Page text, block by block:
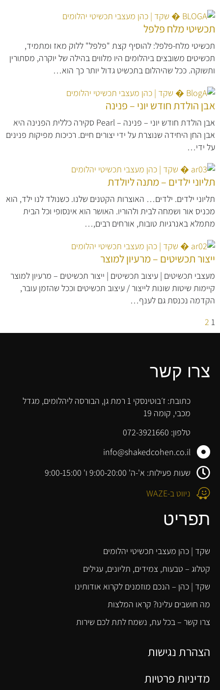
תכשיטי מלח פלפל
תכשיטי מלח-פלפל: להוסיף קצת "פלפל" ללוק מאז ומתמיד,
תכשיטים משובצים ביהלומים היו מלווים בהילה של יוקרה, מסתורין
ותשוקה. ככל שהיהלום בתכשיט גדול יותר כך הוא…
אבן הולדת חודש יוני – פנינה
אבן הולדת חודש יוני – פנינה – Pearl סקירה כללית הפנינה היא
אבן החן היחידה שנוצרת על ידי יצורים חיים. רכיכות מפיקות פנינים
על ידי…
תליוני ילדים – מתנה ליולדת
תליוני ילדים. ילדים… האוצרות הקטנים שלנו. כשנולד לנו ילד, הוא
מכניס אור ושמחה לבית ולהוריו. האושר הוא אינסופי וכל הבית
מתמלא באנרגיות טובות, אורחים רבים,…
ייצור תכשיטים – מרעיון למוצר
מעצבי תכשיטים | עיצוב תכשיטים | ייצור תכשיטים – מרעיון למוצר
קיימות שיטות שונות לייצור / עיצוב תכשיטים וככל שהזמן עובר,
הקדמה נכנסת גם לענף…
1
2
צרו קשר
כתובת: ז׳בוטינסקי 1 רמת גן, הבורסה ליהלומים, מגדל
מכבי, קומה 19
טלפון: 072-3921660
info@shakedcohen.co.il
שעות פעילות: א'-ה' 9:00-20:00 ו' 9:00-15:00
ניווט ב-WAZE
תפריט
שקד | כהן מעצבי תכשיטי יהלומים
קטלוג – טבעות, צמידים, תליונים, עגילים
שקד | כהן – הנכם מוזמנים לקרוא אודותינו
מה חושבים עלינו? קראו המלצות
צרו קשר – בכל עת, נשמח לתת לכם שירות
הצהרת נגישות
מדיניות פרטיות